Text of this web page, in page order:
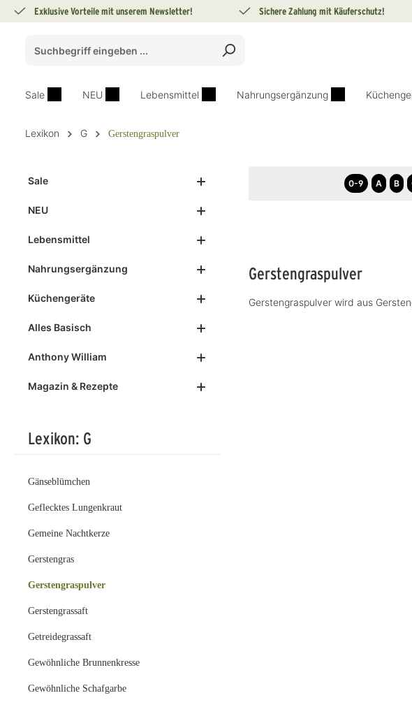
Zur Hauptnavigation springen
Exklusive Vorteile mit unserem Newsletter! Sichere Zahlung mit Käuferschutz!
Sale NEU Lebensmittel Nahrungsergänzung
Lexikon G Gerstengraspulver
Sale
NEU
Lebensmittel
Nahrungsergänzung
Küchengeräte
Alles Basisch
Anthony William
Magazin & Rezepte
Lexikon: G
Gänseblümchen
Geflecktes Lungenkraut
Gemeine Nachtkerze
Gerstengras
Gerstengraspulver
Gerstengrassaft
Getreidegrassaft
Gewöhnliche Brunnenkresse
Gewöhnliche Schafgarbe
0-9 A B
Gerstengraspulver
Gerstengraspulver wird aus